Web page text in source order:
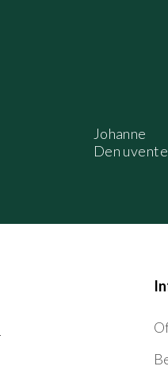
Johanne
Den